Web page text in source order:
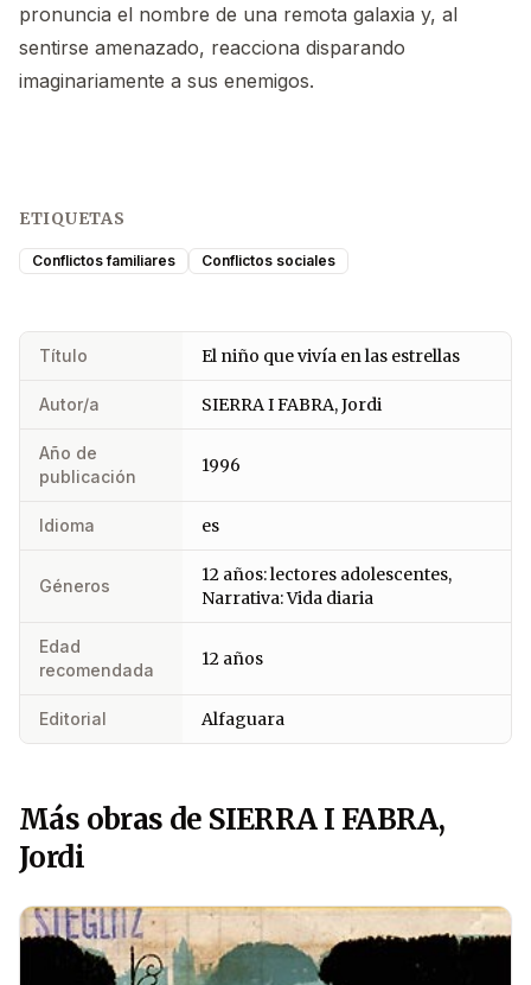
pronuncia el nombre de una remota galaxia y, al
sentirse amenazado, reacciona disparando
imaginariamente a sus enemigos.
ETIQUETAS
Conflictos familiares Conflictos sociales
Título El niño que vivía en las estrellas
Autor/a SIERRA I FABRA, Jordi
Año de
publicación
1996
Idioma es
Géneros
12 años: lectores adolescentes,
Narrativa: Vida diaria
Edad
recomendada
12 años
Editorial Alfaguara
Más obras de SIERRA I FABRA,
Jordi